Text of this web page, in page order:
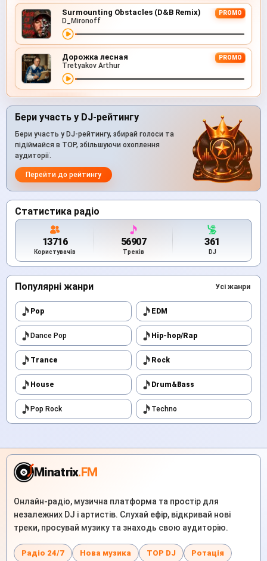
Surmounting Obstacles (D&B Remix) PROMO
D_Mironoff
Дорожка лесная PROMO
Tretyakov Arthur
Бери участь у DJ-рейтингу
Бери участь у DJ-рейтингу, збирай голоси та
підіймайся в TOP, збільшуючи охоплення
аудиторії.
Перейти до рейтингу
Статистика радіо
13716
Користувачів
56907
Треків
361
DJ
Популярні жанри Усі жанри
Pop EDM
Dance Pop Hip-hop/Rap
Trance Rock
House Drum&Bass
Pop Rock Techno
Minatrix.FM
Онлайн-радіо, музична платформа та простір для
незалежних DJ і артистів. Слухай ефір, відкривай нові
треки, просувай музику та знаходь свою аудиторію.
Радіо 24/7 Нова музика TOP DJ Ротація